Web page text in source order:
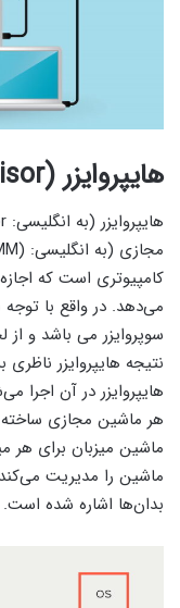
هایپروایزر (
کامپیوتری است که
می‌دهد. در واقع با توجه
سوپروایزر می باشد و از
نتیجه هایپروایزر
هایپروایزر در آن اجرا
هر ماشین مجازی
ماشین میزبان برای هر
ماشین را مدیریت
بدان‌ها اشاره شده است.